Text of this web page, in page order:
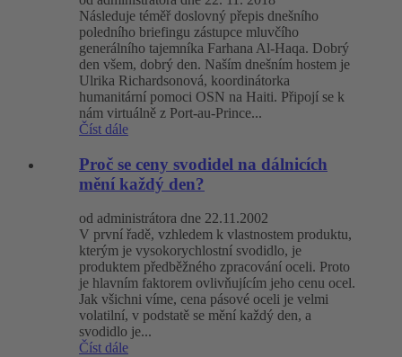
Následuje téměř doslovný přepis dnešního
poledního briefingu zástupce mluvčího
generálního tajemníka Farhana Al-Haqa. Dobrý
den všem, dobrý den. Naším dnešním hostem je
Ulrika Richardsonová, koordinátorka
humanitární pomoci OSN na Haiti. Připojí se k
nám virtuálně z Port-au-Prince...
Číst dále
Proč se ceny svodidel na dálnicích
mění každý den?
od administrátora dne 22.11.2002
V první řadě, vzhledem k vlastnostem produktu,
kterým je vysokorychlostní svodidlo, je
produktem předběžného zpracování oceli. Proto
je hlavním faktorem ovlivňujícím jeho cenu ocel.
Jak všichni víme, cena pásové oceli je velmi
volatilní, v podstatě se mění každý den, a
svodidlo je...
Číst dále